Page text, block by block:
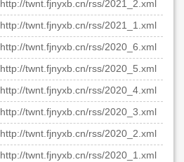
http://twnt.fjnyxb.cn/rss/2021_2.xml
http://twnt.fjnyxb.cn/rss/2021_1.xml
http://twnt.fjnyxb.cn/rss/2020_6.xml
http://twnt.fjnyxb.cn/rss/2020_5.xml
http://twnt.fjnyxb.cn/rss/2020_4.xml
http://twnt.fjnyxb.cn/rss/2020_3.xml
http://twnt.fjnyxb.cn/rss/2020_2.xml
http://twnt.fjnyxb.cn/rss/2020_1.xml